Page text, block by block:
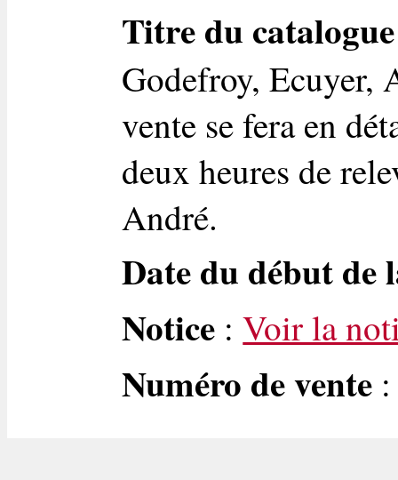
Titre du catalogue
Godefroy, Ecuyer,
vente se fera en
deux heures de
André.
Date du début de
Notice :Voir la
Numéro de vente